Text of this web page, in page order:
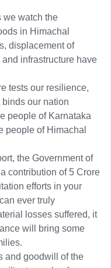
we watch the
in Himachal
displacement of
infrastructure have
tests our resilience,
our nation
people of Karnataka
people of Himachal
the Government of
contribution of 5 Crore
efforts in your
ever truly
losses suffered, it
will bring some
and goodwill of the